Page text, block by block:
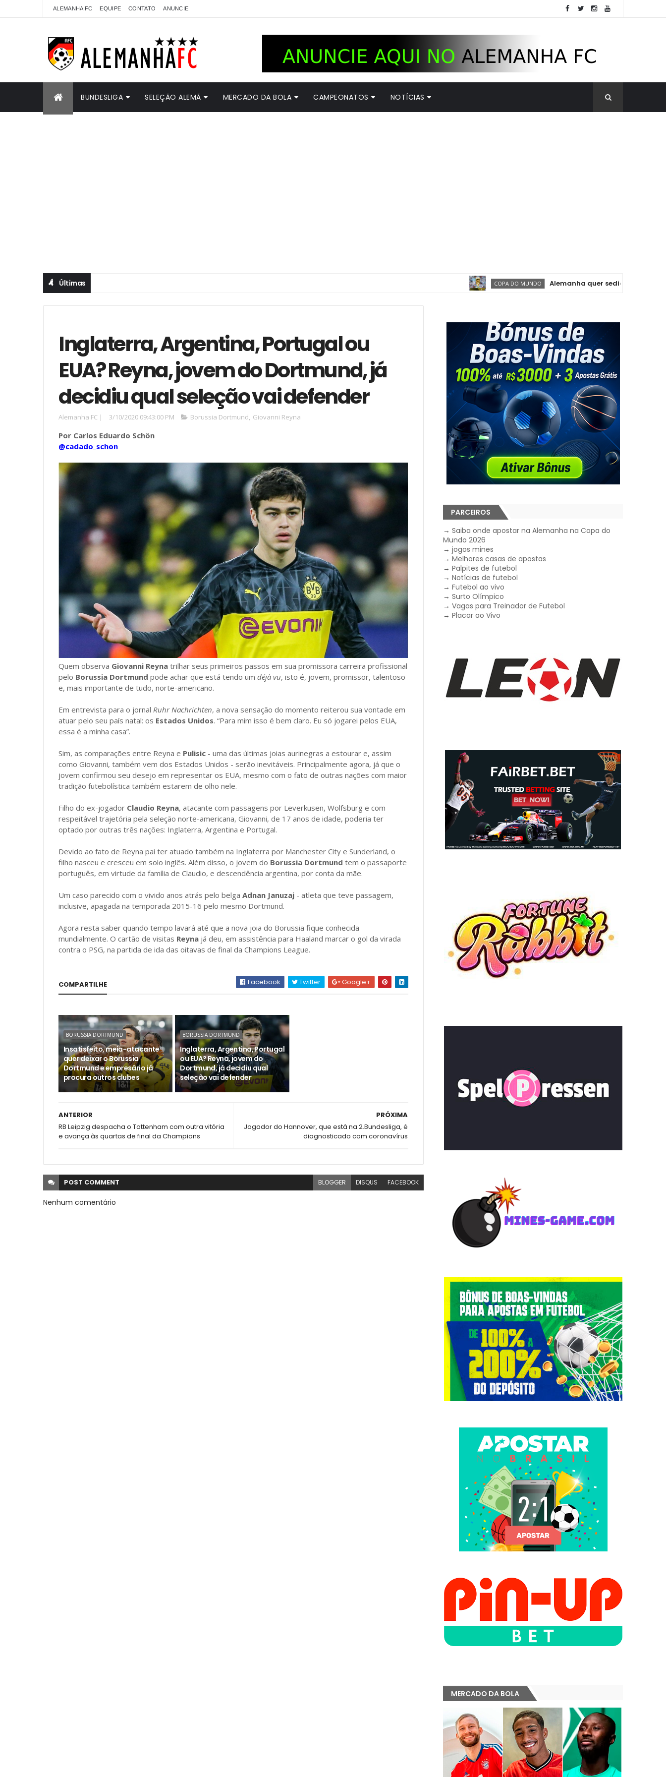
ALEMANHA FC EQUIPE CONTATO ANUNCIE
BUNDESLIGA SELEÇÃO ALEMÃ MERCADO DA BOLA CAMPEONATOS NOTÍCIAS
Últimas COPA DO MUNDO Alemanha quer sediar mais uma Copa do
Inglaterra, Argentina, Portugal ou
EUA? Reyna, jovem do Dortmund, já
decidiu qual seleção vai defender
Alemanha FC | 3/10/2020 09:43:00 PM Borussia Dortmund, Giovanni Reyna
Por Carlos Eduardo Schön
@cadado_schon
Quem observa Giovanni Reyna trilhar seus primeiros passos em sua promissora carreira profissional
pelo Borussia Dortmund pode achar que está tendo um déjà vu, isto é, jovem, promissor, talentoso
e, mais importante de tudo, norte-americano.
Em entrevista para o jornal Ruhr Nachrichten, a nova sensação do momento reiterou sua vontade em
atuar pelo seu país natal: os Estados Unidos. “Para mim isso é bem claro. Eu só jogarei pelos EUA,
essa é a minha casa”.
Sim, as comparações entre Reyna e Pulisic - uma das últimas joias aurinegras a estourar e, assim
como Giovanni, também vem dos Estados Unidos - serão inevitáveis. Principalmente agora, já que o
jovem confirmou seu desejo em representar os EUA, mesmo com o fato de outras nações com maior
tradição futebolística também estarem de olho nele.
Filho do ex-jogador Claudio Reyna, atacante com passagens por Leverkusen, Wolfsburg e com
respeitável trajetória pela seleção norte-americana, Giovanni, de 17 anos de idade, poderia ter
optado por outras três nações: Inglaterra, Argentina e Portugal.
Devido ao fato de Reyna pai ter atuado também na Inglaterra por Manchester City e Sunderland, o
filho nasceu e cresceu em solo inglês. Além disso, o jovem do Borussia Dortmund tem o passaporte
português, em virtude da família de Claudio, e descendência argentina, por conta da mãe.
Um caso parecido com o vivido anos atrás pelo belga Adnan Januzaj - atleta que teve passagem,
inclusive, apagada na temporada 2015-16 pelo mesmo Dortmund.
Agora resta saber quando tempo lavará até que a nova joia do Borussia fique conhecida
mundialmente. O cartão de visitas Reyna já deu, em assistência para Haaland marcar o gol da virada
contra o PSG, na partida de ida das oitavas de final da Champions League.
COMPARTILHE Facebook Twitter Google+
BORUSSIA DORTMUND
Insatisfeito, meia-atacante
quer deixar o Borussia
Dortmund e empresário já
procura outros clubes
BORUSSIA DORTMUND
Inglaterra, Argentina, Portugal
ou EUA? Reyna, jovem do
Dortmund, já decidiu qual
seleção vai defender
PRÓXIMA
Jogador do Hannover, que está na 2.Bundesliga, é
diagnosticado com coronavírus
ANTERIOR
RB Leipzig despacha o Tottenham com outra vitória
e avança às quartas de final da Champions
POST COMMENT BLOGGER DISQUS FACEBOOK
Nenhum comentário
PARCEIROS
→Saiba onde apostar na Alemanha na Copa do
Mundo 2026
→jogos mines
→Melhores casas de apostas
→Palpites de futebol
→Notícias de futebol
→Futebol ao vivo
→Surto Olímpico
→Vagas para Treinador de Futebol
→Placar ao Vivo
MERCADO DA BOLA